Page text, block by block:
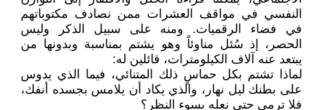
النفسي في مواقف العشرات ممن نصادف مكتوباتهم
في فضاء الرقميات. ومنه على سبيل الذكر وليس
الحصر، إذ سُئل مناوئاً وهو يشتم بمناسبة وبدونها من
يبتعد عنه آلاف الكيلومترات، قائلين له:
لماذا تشتم بكل حماسٍ ذلك المتنائي، فيما الذي يدوس
على بطنك ليل نهار، والذي يكاد أن يلامس بجسده أنفك،
فلا ترمي حتى نعله بسوء النظر؟